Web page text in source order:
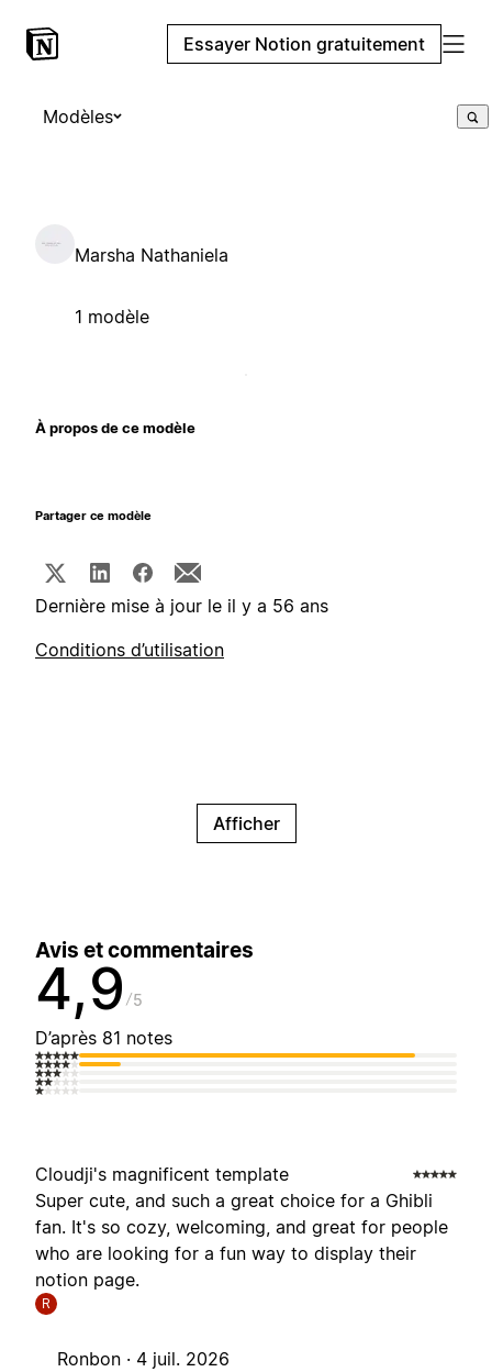
Essayer Notion gratuitement
Modèles
Marsha Nathaniela
1 modèle
À propos de ce modèle
Partager ce modèle
Dernière mise à jour le il y a 56 ans
Conditions d’utilisation
Afficher
Avis et commentaires
4,9 5
D’après 81 notes
Cloudji's magnificent template
Super cute, and such a great choice for a Ghibli
fan. It's so cozy, welcoming, and great for people
who are looking for a fun way to display their
notion page.
R
Ronbon · 4 juil. 2026